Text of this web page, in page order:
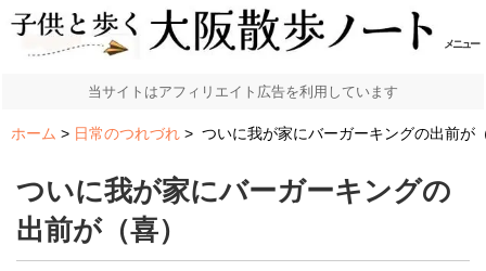
メニュー
当サイトはアフィリエイト広告を利用しています
ホーム 日常のつれづれ ついに我が家にバーガーキングの出前が
ついに我が家にバーガーキングの
出前が（喜）